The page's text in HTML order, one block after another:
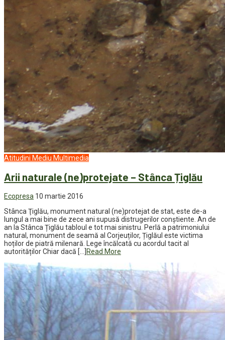
Atitudini Mediu Multimedia
Arii naturale (ne)protejate – Stânca Țiglău
Ecopresa 10 martie 2016
Stânca Ţiglău, monument natural (ne)protejat de stat, este de-a
lungul a mai bine de zece ani supusă distrugerilor conştiente. An de
an la Stânca Țiglău tabloul e tot mai sinistru. Perlă a patrimoniului
natural, monument de seamă al Corjeuților, Țiglăul este victima
hoților de piatră milenară. Lege încălcată cu acordul tacit al
autorităților Chiar dacă […]
Read More